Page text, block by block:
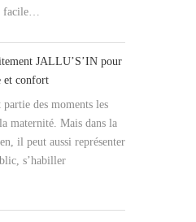
facile…
JALLU’S’IN pour
et confort
des moments les
maternité. Mais dans la
il peut aussi représenter
s’habiller